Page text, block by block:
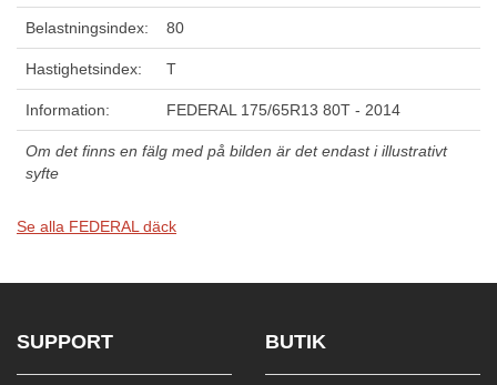
Belastningsindex: 80
Hastighetsindex: T
Information: FEDERAL 175/65R13 80T - 2014
Om det finns en fälg med på bilden är det endast i illustrativt
syfte
Se alla FEDERAL däck
SUPPORT BUTIK